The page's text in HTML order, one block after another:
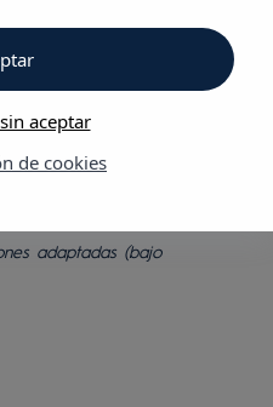
a tus necesidades,
tipos de habitaciones:
adaptadas (bajo
de cookies
aceptar